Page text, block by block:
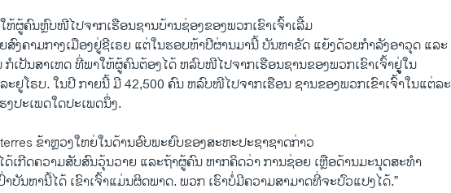
ຫ້ຜູ້ຄົນຫຼົບໜີໄປຈາກເຮືອນຊານບ້ານຊ່ອງຂອງພວກເຂົາເຈົ້າເລີ້ມ
ສົງຄາມກາງເມືອງຢູ່ຊີເຣຍ ແຕ່ໃນຮອບຫ້າປີຜ່ານມານີ້ ບັນຫາຂັດ ແຍ້ງດ້ວຍກຳລັງອາວຸດ ແລະ
ເປັນສາເຫດ ທີ່ພາໃຫ້ຜູ້ຄົນຕ້ອງໄດ້ ຫລົບໜີໄປຈາກເຮືອນຊານຂອງພວກເຂົາເຈົ້າຢູູ່ໃນ
ະຢູໂຣບ. ໃນປີ ກາຍນີ້ ມີ 42,500 ຄົນ ຫລົບໜີໄປຈາກເຮືອນ ຊານຂອງພວກເຂົາເຈົ້າໃນແຕ່ລະ
ປະເພດໃດປະເພດນຶ່ງ.
ຂ້າຫຼວງໃຫຍ່ໃນດ້ານອົບພະຍົບຂອງສະຫະປະຊາຊາດກ່າວ
ໄດ້ເກີດຄວາມສັບສົນວຸ້ນວາຍ ແລະຖ້າຜູ້ຄົນ ຫາກຄິດວ່າ ການຊ່ອຍ ເຫຼືອດ້ານມະນຸດສະທຳ
ບັນຫານີ້ໄດ້ ເຂົາເຈົ້າແມ່ນຜິດພາດ. ພວກ ເຮົາບໍ່ມີຄວາມສາມາດທີ່ຈະປົວແປງໄດ້.”
ວີໂອເອລາວ